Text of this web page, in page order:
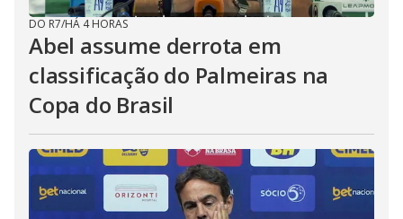
DO R7/HÁ 4 HORAS
Abel assume derrota em
classificação do Palmeiras na
Copa do Brasil